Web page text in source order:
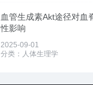
血管生成素Akt途径对血
性影响
2025-09-01
分类： 人体生理学